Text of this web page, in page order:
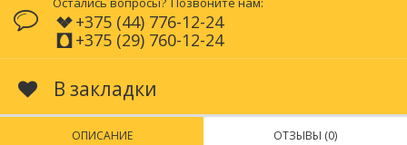
+375 (44) 776-12-24
+375 (29) 760-12-24
В закладки
ОПИСАНИЕ ОТЗЫВЫ (0)